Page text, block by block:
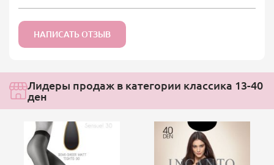
НАПИСАТЬ ОТЗЫВ
Лидеры продаж в категории классика 13-40
ден